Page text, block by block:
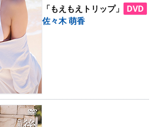
「もえもえトリップ」
DVD
佐々木 萌香